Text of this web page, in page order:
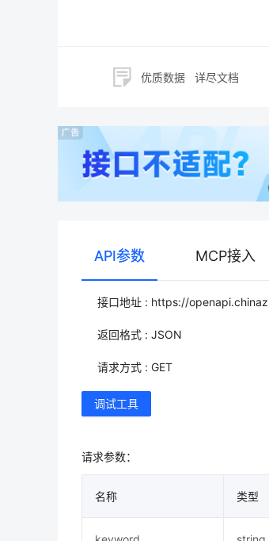
优质数据 详尽文档
API参数 MCP接入
接口地址 : https://
返回格式 : JSON
请求方式 : GET
调试工具
请求参数：
名称 类型